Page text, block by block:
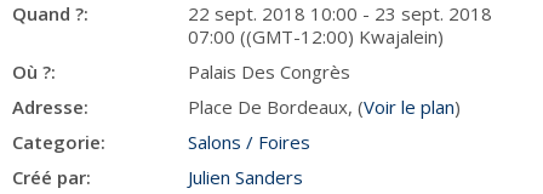
Quand ?:
22 sept. 2018 10:00 - 23 sept. 2018
07:00 ((GMT-12:00) Kwajalein)
Où ?:
Palais Des Congrès
Adresse:
Place De Bordeaux, (Voir le plan)
Categorie:
Salons / Foires
Créé par:
Julien Sanders